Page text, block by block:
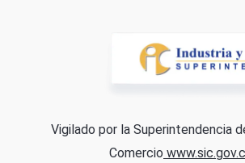
Vigilado por la Superintendencia
Comercio